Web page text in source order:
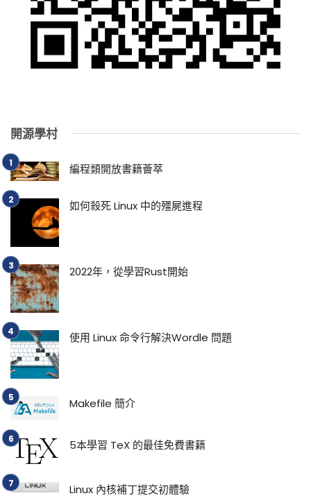
開源學村
編程類開放書籍薈萃
如何殺死 Linux 中的殭屍進程
2022年，從學習Rust開始
使用 Linux 命令行解決Wordle 問題
Makefile 簡介
5本學習 TeX 的最佳免費書籍
Linux 內核補丁提交初體驗